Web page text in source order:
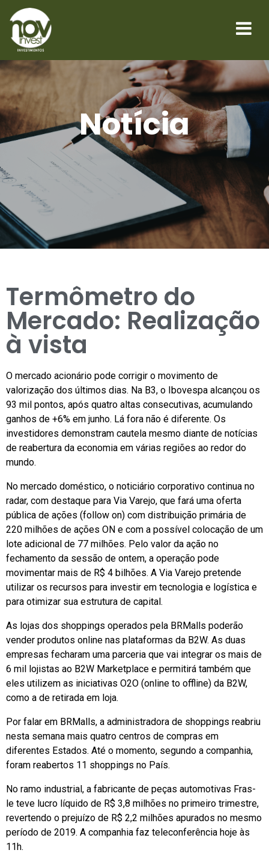
Notícia
Termômetro do
Mercado: Realização
à vista
O mercado acionário pode corrigir o movimento de
valorização dos últimos dias. Na B3, o Ibovespa alcançou os
93 mil pontos, após quatro altas consecutivas, acumulando
ganhos de +6% em junho. Lá fora não é diferente. Os
investidores demonstram cautela mesmo diante de notícias
de reabertura da economia em várias regiões ao redor do
mundo.
No mercado doméstico, o noticiário corporativo continua no
radar, com destaque para Via Varejo, que fará uma oferta
pública de ações (follow on) com distribuição primária de
220 milhões de ações ON e com a possível colocação de um
lote adicional de 77 milhões. Pelo valor da ação no
fechamento da sessão de ontem, a operação pode
movimentar mais de R$ 4 bilhões. A Via Varejo pretende
utilizar os recursos para investir em tecnologia e logística e
para otimizar sua estrutura de capital.
As lojas dos shoppings operados pela BRMalls poderão
vender produtos online nas plataformas da B2W. As duas
empresas fecharam uma parceria que vai integrar os mais de
6 mil lojistas ao B2W Marketplace e permitirá também que
eles utilizem as iniciativas O2O (online to offline) da B2W,
como a de retirada em loja.
Por falar em BRMalls, a administradora de shoppings reabriu
nesta semana mais quatro centros de compras em
diferentes Estados. Até o momento, segundo a companhia,
foram reabertos 11 shoppings no País.
No ramo industrial, a fabricante de peças automotivas Fras-
le teve lucro líquido de R$ 3,8 milhões no primeiro trimestre,
revertendo o prejuízo de R$ 2,2 milhões apurados no mesmo
período de 2019. A companhia faz teleconferência hoje às
11h.